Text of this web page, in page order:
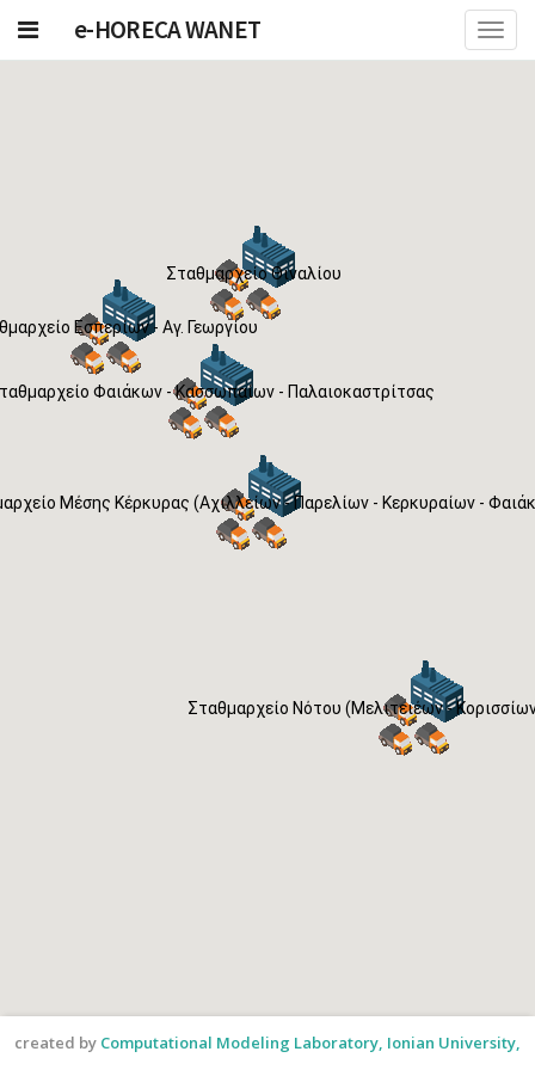
e-HORECA WANET
Εσπερίων - Αγ. Γεωργίου
Φαιάκων - Κασσωπαίων - Παλαιοκαστρίτσας
Σταθμαρχείο Θιναλίου
Μέσης Κέρκυρας (Αχιλλείων - Παρελίων - Κερκυραίων -
Σταθμαρχείο Νότου (Μελιτειέων -
created by Computational Modeling Laboratory, Ionian University,